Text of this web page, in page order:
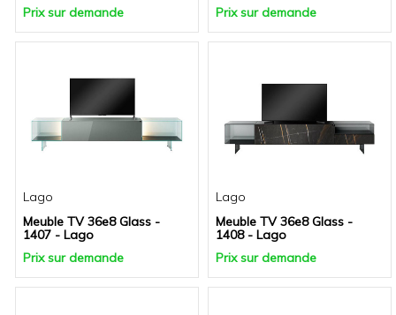
Prix sur demande
Prix sur demande
Lago
Meuble TV 36e8 Glass -
1407 - Lago
Prix sur demande
Lago
Meuble TV 36e8 Glass -
1408 - Lago
Prix sur demande